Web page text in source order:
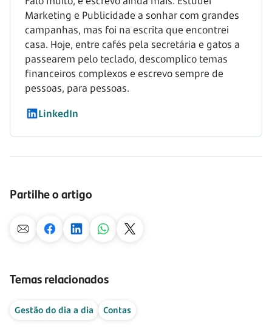
Marketing e Publicidade a sonhar com grandes
campanhas, mas foi na escrita que encontrei
casa. Hoje, entre cafés pela secretária e gatos a
passearem pelo teclado, descomplico temas
financeiros complexos e escrevo sempre de
pessoas, para pessoas.
LinkedIn
Partilhe o artigo
Temas relacionados
Gestão do dia a dia Contas